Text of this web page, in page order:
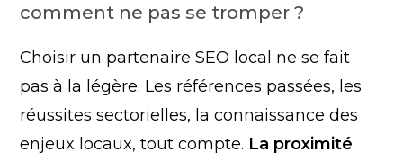
comment ne pas se tromper ?
Choisir un partenaire SEO local ne se fait
pas à la légère. Les références passées, les
réussites sectorielles, la connaissance des
enjeux locaux, tout compte. La proximité